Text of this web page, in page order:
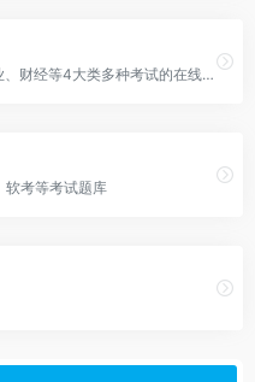
233网校提供建筑、金融、职业、财经等4大类多种考试的在线培训、考试资讯、免费题库等考试服务，是拥有20年品牌的一站式学习网站。
软考等考试题库